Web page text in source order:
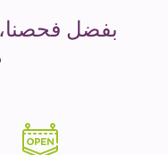
بفضل